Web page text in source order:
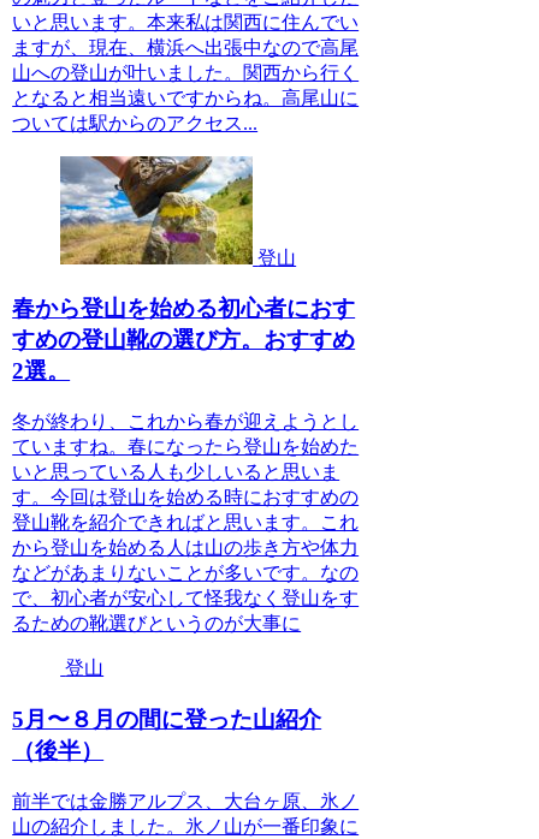
いと思います。本来私は関西に住んでい
ますが、現在、横浜へ出張中なので高尾
山への登山が叶いました。関西から行く
となると相当遠いですからね。高尾山に
ついては駅からのアクセス...
登山
春から登山を始める初心者におす
すめの登山靴の選び方。おすすめ
2選。
冬が終わり、これから春が迎えようとし
ていますね。春になったら登山を始めた
いと思っている人も少しいると思いま
す。今回は登山を始める時におすすめの
登山靴を紹介できればと思います。これ
から登山を始める人は山の歩き方や体力
などがあまりないことが多いです。なの
で、初心者が安心して怪我なく登山をす
るための靴選びというのが大事に
登山
5月〜８月の間に登った山紹介
（後半）
前半では金勝アルプス、大台ヶ原、氷ノ
山の紹介しました。氷ノ山が一番印象に